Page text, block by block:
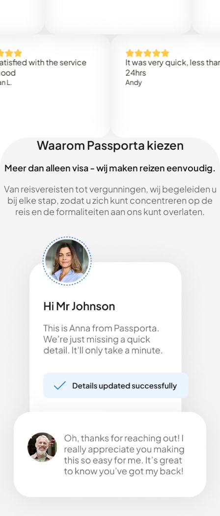
with the service
It was very quick, less than
Waarom Passporta kiezen
Meer dan alleen visa - wij maken reizen eenvoudig.
Van reisvereisten tot vergunningen, wij begeleiden u
bij elke stap, zodat u zich kunt concentreren op de
reis en de formaliteiten aan ons kunt overlaten.